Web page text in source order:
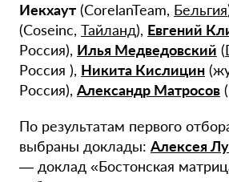
Иекхаут (CorelanTeam, Бельгия
(Coseinc, Тайланд), Евгений
Россия), Илья Медведовский (
Россия ), Никита Кислицин
Россия), Александр Матросов
По результатам первого
выбраны доклады: Алексея
— доклад «Бостонская